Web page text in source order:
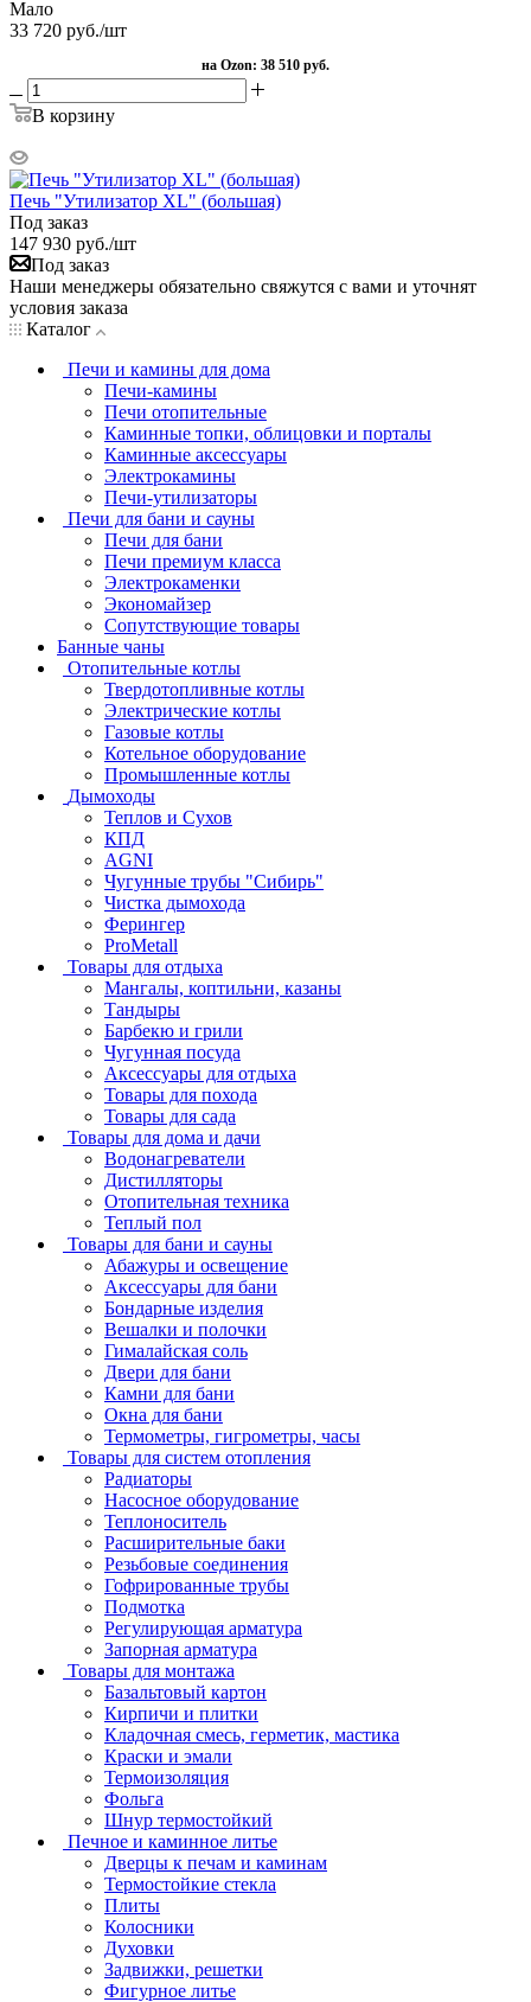
Мало
33 720 руб./шт
на Ozon: 38 510 руб.
В корзину
Печь "Утилизатор XL" (большая)
Под заказ
147 930 руб./шт
Под заказ
Наши менеджеры обязательно свяжутся с вами и уточнят
условия заказа
Каталог
Печи и камины для дома
Печи-камины
Печи отопительные
Каминные топки, облицовки и порталы
Каминные аксессуары
Электрокамины
Печи-утилизаторы
Печи для бани и сауны
Печи для бани
Печи премиум класса
Электрокаменки
Экономайзер
Сопутствующие товары
Банные чаны
Отопительные котлы
Твердотопливные котлы
Электрические котлы
Газовые котлы
Котельное оборудование
Промышленные котлы
Дымоходы
Теплов и Сухов
КПД
AGNI
Чугунные трубы "Сибирь"
Чистка дымохода
Ферингер
ProMetall
Товары для отдыха
Мангалы, коптильни, казаны
Тандыры
Барбекю и грили
Чугунная посуда
Аксессуары для отдыха
Товары для похода
Товары для сада
Товары для дома и дачи
Водонагреватели
Дистилляторы
Отопительная техника
Теплый пол
Товары для бани и сауны
Абажуры и освещение
Аксессуары для бани
Бондарные изделия
Вешалки и полочки
Гималайская соль
Двери для бани
Камни для бани
Окна для бани
Термометры, гигрометры, часы
Товары для систем отопления
Радиаторы
Насосное оборудование
Теплоноситель
Расширительные баки
Резьбовые соединения
Гофрированные трубы
Подмотка
Регулирующая арматура
Запорная арматура
Товары для монтажа
Базальтовый картон
Кирпичи и плитки
Кладочная смесь, герметик, мастика
Краски и эмали
Термоизоляция
Фольга
Шнур термостойкий
Печное и каминное литье
Дверцы к печам и каминам
Термостойкие стекла
Плиты
Колосники
Духовки
Задвижки, решетки
Фигурное литье